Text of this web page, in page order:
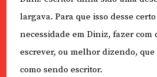
largava. Para que isso desse
necessidade em Diniz, fazer com
escrever, ou melhor dizendo, que
como sendo escritor.